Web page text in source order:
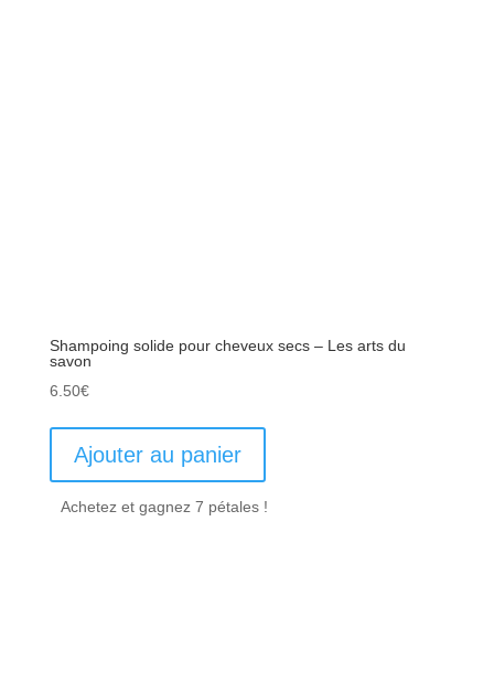
Shampoing solide pour cheveux secs – Les arts du
savon
6.50€
Ajouter au panier
Achetez et gagnez 7 pétales !